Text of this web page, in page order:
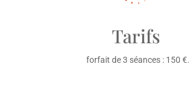
Tarifs
forfait de 3 séances : 150 €.